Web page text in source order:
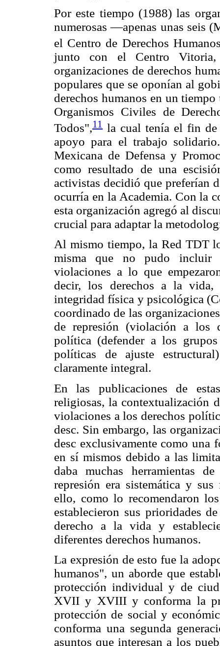
Por este tiempo (1988) las
numerosas —apenas unas seis
el Centro de Derechos
junto con el Centro
organizaciones de derechos
populares que se oponían al
derechos humanos en un
Organismos Civiles de
Todos",11 la cual tenía el fin de
apoyo para el trabajo
Mexicana de Defensa y
como resultado de una
activistas decidió que preferían
ocurría en la Academia. Con la
esta organización agregó al
crucial para adaptar la
Al mismo tiempo, la Red TDT
misma que no pudo incluir
violaciones a lo que
decir, los derechos a la
integridad física y psicológica
coordinado de las
de represión (violación a los
política (defender a los
políticas de ajuste
claramente integral.
En las publicaciones de
religiosas, la contextualización
violaciones a los derechos
desc. Sin embargo, las
desc exclusivamente como una
en sí mismos debido a las
daba muchas herramientas
represión era sistemática y
ello, como lo recomendaron
establecieron sus prioridades
derecho a la vida y
diferentes derechos humanos.
La expresión de esto fue la
humanos", un aborde que
protección individual y de
XVII y XVIII y conforma la
protección de social y
conforma una segunda
asuntos que interesan a los